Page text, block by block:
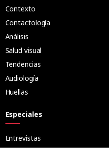
Contexto
Contactología
Análisis
Salud visual
Tendencias
Audiología
Huellas
Especiales
Entrevistas